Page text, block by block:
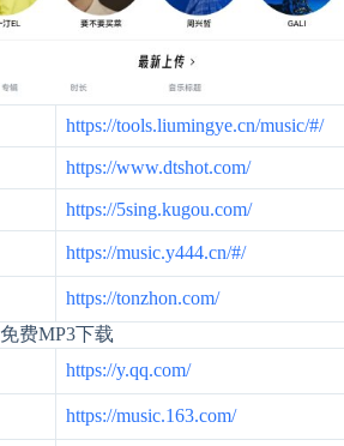
https://tools.liumingye.cn/music/#/
https://www.dtshot.com/
https://5sing.kugou.com/
https://music.y444.cn/#/
https://tonzhon.com/
免费MP3下载
https://y.qq.com/
https://music.163.com/